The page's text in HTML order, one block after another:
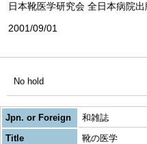
日本靴医学研究会 全日本病院
2001/09/01
No hold
Jpn. or Foreign
和雑誌
Title
靴の医学